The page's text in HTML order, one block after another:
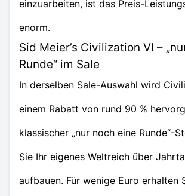
einzuarbeiten, ist das Preis-
enorm.
Sid Meier’s Civilization VI –
Runde“ im Sale
In derselben Sale-Auswahl wird
einem Rabatt von rund 90 %
klassischer „nur noch eine Runde“-
Sie Ihr eigenes Weltreich über
aufbauen. Für wenige Euro erhalten